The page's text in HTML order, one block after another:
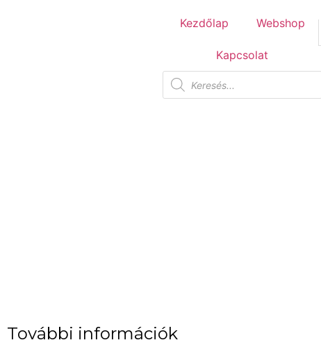
Kezdőlap Webshop
Kapcsolat
Tuscania Durango Medium
További információk